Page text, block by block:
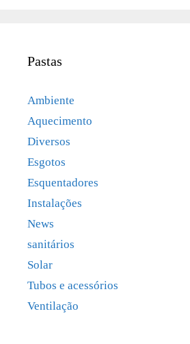
Pastas
Ambiente
Aquecimento
Diversos
Esgotos
Esquentadores
Instalações
News
sanitários
Solar
Tubos e acessórios
Ventilação